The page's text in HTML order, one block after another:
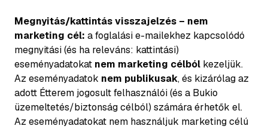
Megnyitás/kattintás visszajelzés – nem
marketing cél: a foglalási e-mailekhez kapcsolódó
megnyitási (és ha releváns: kattintási)
eseményadatokat nem marketing célból kezeljük.
Az eseményadatok nem publikusak, és kizárólag az
adott Étterem jogosult felhasználói (és a Bukio
üzemeltetés/biztonság célból) számára érhetők el.
Az eseményadatokat nem használjuk marketing célú